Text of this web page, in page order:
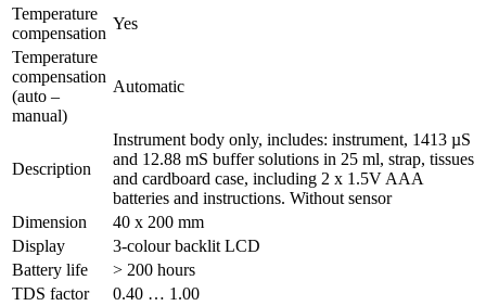
Temperature
compensation
Yes
Temperature
compensation
(auto –
manual)
Automatic
Description
Instrument body only, includes: instrument, 1413 µS
and 12.88 mS buffer solutions in 25 ml, strap, tissues
and cardboard case, including 2 x 1.5V AAA
batteries and instructions. Without sensor
Dimension
40 x 200 mm
Display
3-colour backlit LCD
Battery life
> 200 hours
TDS factor
0.40 … 1.00